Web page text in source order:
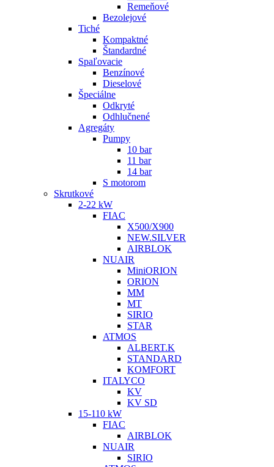
Remeňové
Bezolejové
Tiché
Kompaktné
Štandardné
Spaľovacie
Benzínové
Dieselové
Špeciálne
Odkryté
Odhlučnené
Agregáty
Pumpy
10 bar
11 bar
14 bar
S motorom
Skrutkové
2-22 kW
FIAC
X500/X900
NEW.SILVER
AIRBLOK
NUAIR
MiniORION
ORION
MM
MT
SIRIO
STAR
ATMOS
ALBERT.K
STANDARD
KOMFORT
ITALYCO
KV
KV SD
15-110 kW
FIAC
AIRBLOK
NUAIR
SIRIO